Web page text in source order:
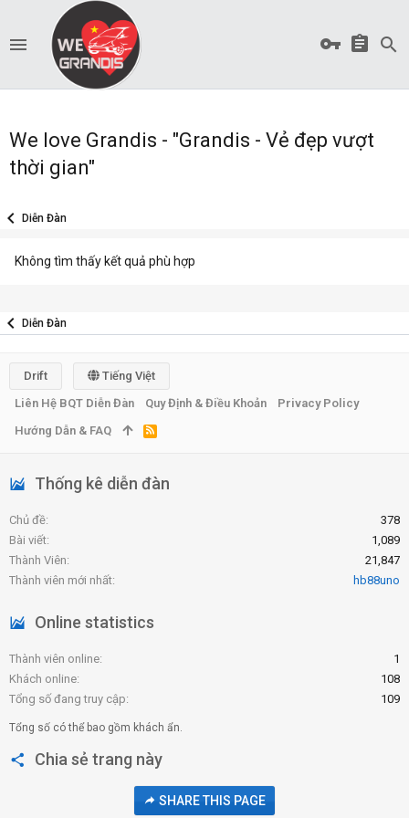
We love Grandis - "Grandis - Vẻ đẹp vượt
thời gian"
Diễn Đàn
Không tìm thấy kết quả phù hợp
Diễn Đàn
Thống kê diễn đàn
Chủ đề
378
Bài viết
1,089
Thành Viên
21,847
Thành viên mới nhất
hb88uno
Online statistics
Thành viên online
1
Khách online
108
Tổng số đang truy cập
109
Tổng số có thể bao gồm khách ẩn.
Chia sẻ trang này
SHARE THIS PAGE
Drift
Tiếng Việt
Liên Hệ BQT Diễn Đàn
Quy Định & Điều Khoản
Privacy Policy
Hướng Dẫn & FAQ
R
S